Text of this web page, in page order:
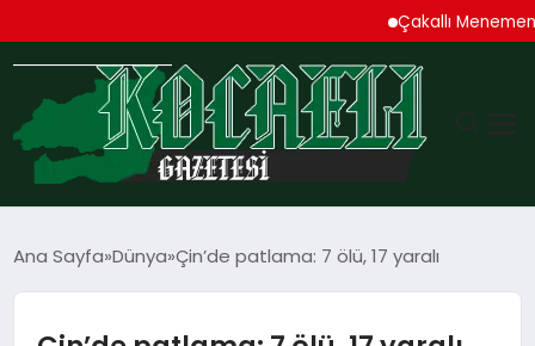
Çakallı Menemeni
TEKNOLOJI
Ana Sayfa Dünya Çin’de patlama: 7 ölü, 17 yaralı